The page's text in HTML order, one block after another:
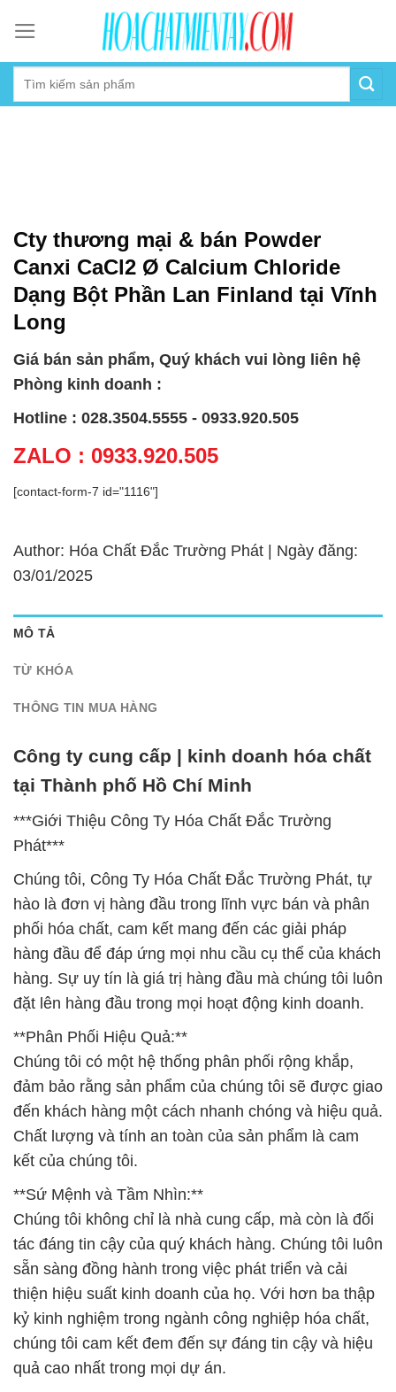
content
Cty thương mại & bán Powder
Canxi CaCl2 Ø Calcium Chloride
Dạng Bột Phần Lan Finland tại Vĩnh
Long
Giá bán sản phẩm, Quý khách vui lòng liên hệ
Phòng kinh doanh :
Hotline : 028.3504.5555 - 0933.920.505
ZALO : 0933.920.505
[contact-form-7 id="1116"]
Author: Hóa Chất Đắc Trường Phát | Ngày đăng:
03/01/2025
MÔ TẢ
TỪ KHÓA
THÔNG TIN MUA HÀNG
Công ty cung cấp | kinh doanh hóa chất
tại Thành phố Hồ Chí Minh
***Giới Thiệu Công Ty Hóa Chất Đắc Trường
Phát***
Chúng tôi, Công Ty Hóa Chất Đắc Trường Phát, tự
hào là đơn vị hàng đầu trong lĩnh vực bán và phân
phối hóa chất, cam kết mang đến các giải pháp
hàng đầu để đáp ứng mọi nhu cầu cụ thể của khách
hàng. Sự uy tín là giá trị hàng đầu mà chúng tôi luôn
đặt lên hàng đầu trong mọi hoạt động kinh doanh.
**Phân Phối Hiệu Quả:**
Chúng tôi có một hệ thống phân phối rộng khắp,
đảm bảo rằng sản phẩm của chúng tôi sẽ được giao
đến khách hàng một cách nhanh chóng và hiệu quả.
Chất lượng và tính an toàn của sản phẩm là cam
kết của chúng tôi.
**Sứ Mệnh và Tầm Nhìn:**
Chúng tôi không chỉ là nhà cung cấp, mà còn là đối
tác đáng tin cậy của quý khách hàng. Chúng tôi luôn
sẵn sàng đồng hành trong việc phát triển và cải
thiện hiệu suất kinh doanh của họ. Với hơn ba thập
kỷ kinh nghiệm trong ngành công nghiệp hóa chất,
chúng tôi cam kết đem đến sự đáng tin cậy và hiệu
quả cao nhất trong mọi dự án.